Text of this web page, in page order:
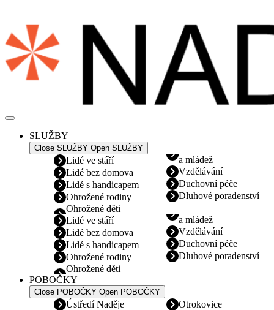
obsahu
SLUŽBY
Close SLUŽBY Open SLUŽBY
Lidé ve stáří
Lidé bez domova
Lidé s handicapem
Ohrožené rodiny
Ohrožené děti
a mládež
Vzdělávání
Duchovní péče
Dluhové poradenství
Lidé ve stáří
Lidé bez domova
Lidé s handicapem
Ohrožené rodiny
Ohrožené děti
a mládež
Vzdělávání
Duchovní péče
Dluhové poradenství
POBOČKY
Close POBOČKY Open POBOČKY
Ústředí Naděje
Otrokovice